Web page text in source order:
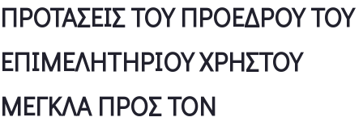
ΠΡΟΤΑΣΕΙΣ ΤΟΥ ΠΡΟΕΔΡΟΥ ΤΟΥ
ΕΠΙΜΕΛΗΤΗΡΙΟΥ ΧΡΗΣΤΟΥ
ΜΕΓΚΛΑ ΠΡΟΣ ΤΟΝ